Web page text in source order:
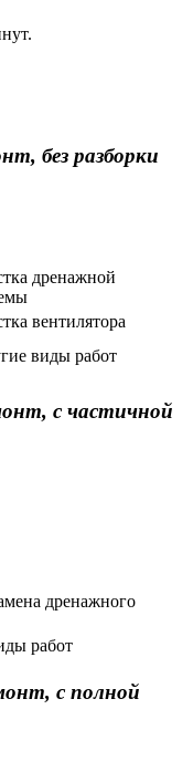
без разборки
дренажной
вентилятора
виды работ
с частичной
дренажного
работ
с полной